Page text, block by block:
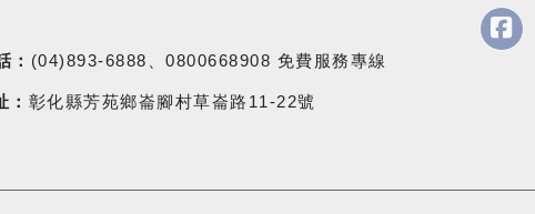
： (04)893-6888、0800668908 免費服務專線
： 彰化縣芳苑鄉崙腳村草崙路11-22號